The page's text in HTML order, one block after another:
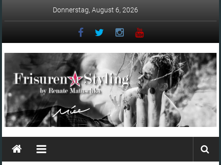
Donnerstag, August 6, 2026
Matuschka
–